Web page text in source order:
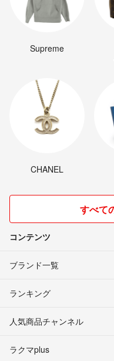
Supreme
CHANEL
すべて
コンテンツ
ブランド一覧
ランキング
人気商品チャンネル
ラクマplus